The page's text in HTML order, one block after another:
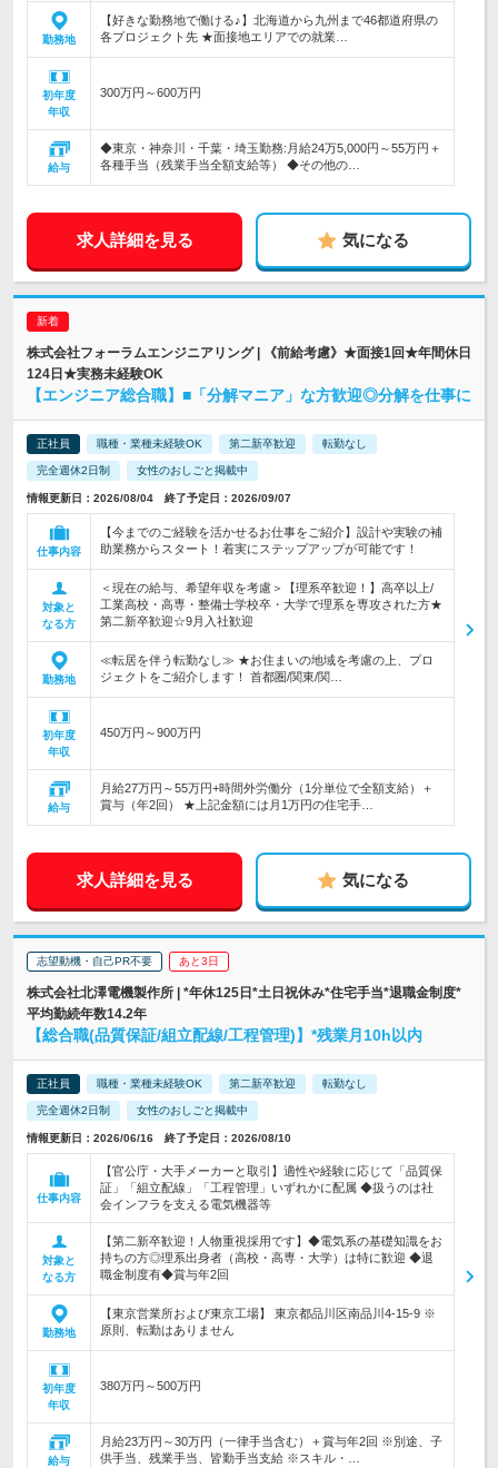
勤務地
【好きな勤務地で働ける♪】北海道から九州まで46都道府県の
各プロジェクト先 ★面接地エリアでの就業…
初年度
年収
300万円～600万円
給与
◆東京・神奈川・千葉・埼玉勤務:月給24万5,000円～55万円＋
各種手当（残業手当全額支給等） ◆その他の…
求人詳細を見る 気になる
株式会社フォーラムエンジニアリング | 《前給考慮》★面接1回★年間休日
124日★実務未経験OK
【エンジニア総合職】■「分解マニア」な方歓迎◎分解を仕事に
正社員 職種・業種未経験OK 第二新卒歓迎 転勤なし
完全週休2日制 女性のおしごと掲載中
情報更新日：2026/08/04 終了予定日：2026/09/07
仕事内容
【今までのご経験を活かせるお仕事をご紹介】設計や実験の補
助業務からスタート！着実にステップアップが可能です！
対象と
なる方
＜現在の給与、希望年収を考慮＞【理系卒歓迎！】高卒以上/
工業高校・高専・整備士学校卒・大学で理系を専攻された方★
第二新卒歓迎☆9月入社歓迎
勤務地
≪転居を伴う転勤なし≫ ★お住まいの地域を考慮の上、プロ
ジェクトをご紹介します！ 首都圏/関東/関…
初年度
年収
450万円～900万円
給与
月給27万円～55万円+時間外労働分（1分単位で全額支給）＋
賞与（年2回） ★上記金額には月1万円の住宅手…
求人詳細を見る 気になる
志望動機・自己PR不要 あと3日
株式会社北澤電機製作所 | *年休125日*土日祝休み*住宅手当*退職金制度*
平均勤続年数14.2年
【総合職(品質保証/組立配線/工程管理)】*残業月10h以内
正社員 職種・業種未経験OK 第二新卒歓迎 転勤なし
完全週休2日制 女性のおしごと掲載中
情報更新日：2026/06/16 終了予定日：2026/08/10
仕事内容
【官公庁・大手メーカーと取引】適性や経験に応じて「品質保
証」「組立配線」「工程管理」いずれかに配属 ◆扱うのは社
会インフラを支える電気機器等
対象と
なる方
【第二新卒歓迎！人物重視採用です】◆電気系の基礎知識をお
持ちの方◎理系出身者（高校・高専・大学）は特に歓迎 ◆退
職金制度有◆賞与年2回
勤務地
【東京営業所および東京工場】 東京都品川区南品川4-15-9 ※
原則、転勤はありません
初年度
年収
380万円～500万円
給与
月給23万円～30万円（一律手当含む）＋賞与年2回 ※別途、子
供手当、残業手当、皆勤手当支給 ※スキル・…